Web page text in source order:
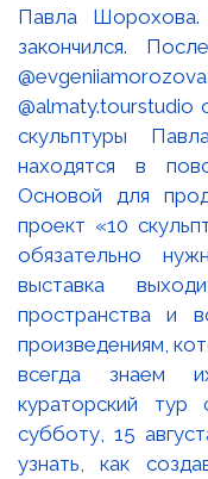
Павла
закончился.
@almaty.tourstudio
скульптуры
находятся в
Основой для
проект «10
обязательно
выставка
пространства и
произведениям,
всегда знаем
кураторский
субботу, 15
узнать, как